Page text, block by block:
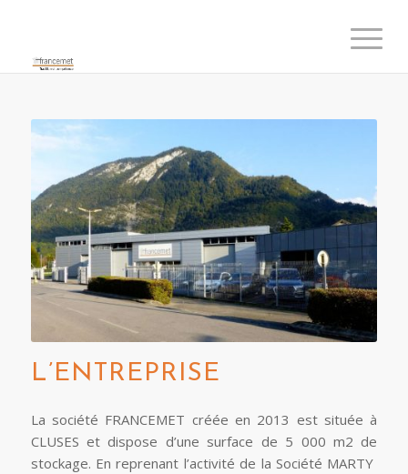
L’ENTREPRISE
La société FRANCEMET créée en 2013 est située à
CLUSES et dispose d’une surface de 5 000 m2 de
stockage. En reprenant l’activité de la Société MARTY